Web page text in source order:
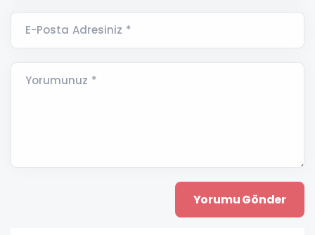
E-Posta Adresiniz *
Yorumunuz *